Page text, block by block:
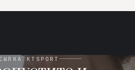
KTSPORT